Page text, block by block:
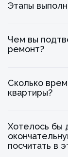
Этапы
Подписание
Этап 1.
Этап 2.
Чем вы
ремонт?
Сколько
квартиры?
Хотелось бы
посчитать в